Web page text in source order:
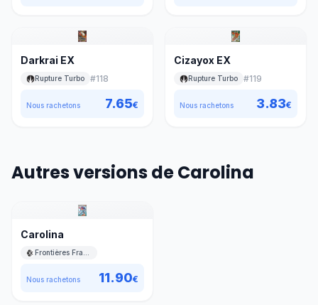
Darkrai EX
Rupture Turbo #118
Nous rachetons 7.65€
Cizayox EX
Rupture Turbo #119
Nous rachetons 3.83€
Autres versions de Carolina
Carolina
Nous rachetons 11.90€